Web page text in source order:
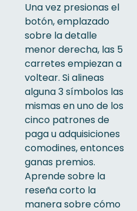
Una vez presionas el
botón, emplazado
sobre la detalle
menor derecha, las 5
carretes empiezan a
voltear. Si alineas
alguna 3 símbolos las
mismas en uno de los
cinco patrones de
paga u adquisiciones
comodines, entonces
ganas premios.
Aprende sobre la
reseña corto la
manera sobre cómo